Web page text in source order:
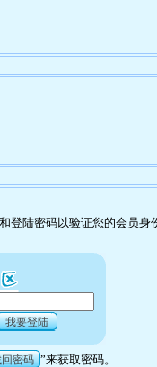
登陆密码以验证您的会员身
我要登陆
密码 ”来获取密码。